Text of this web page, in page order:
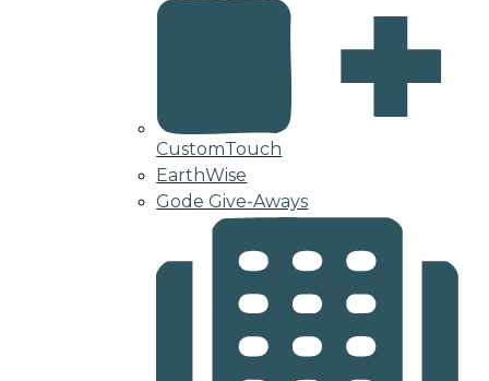
CustomTouch
EarthWise
Gode Give-Aways